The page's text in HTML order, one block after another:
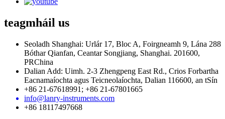
teagmháil us
Seoladh Shanghai: Urlár 17, Bloc A, Foirgneamh 9, Lána 288
Bóthar Qianfan, Ceantar Songjiang, Shanghai. 201600,
PRChina
Dalian Add: Uimh. 2-3 Zhengpeng East Rd., Crios Forbartha
Eacnamaíochta agus Teicneolaíochta, Dalian 116600, an tSín
+86 21-67618991; +86 21-67801665
info@lanry-instruments.com
+86 18117497668